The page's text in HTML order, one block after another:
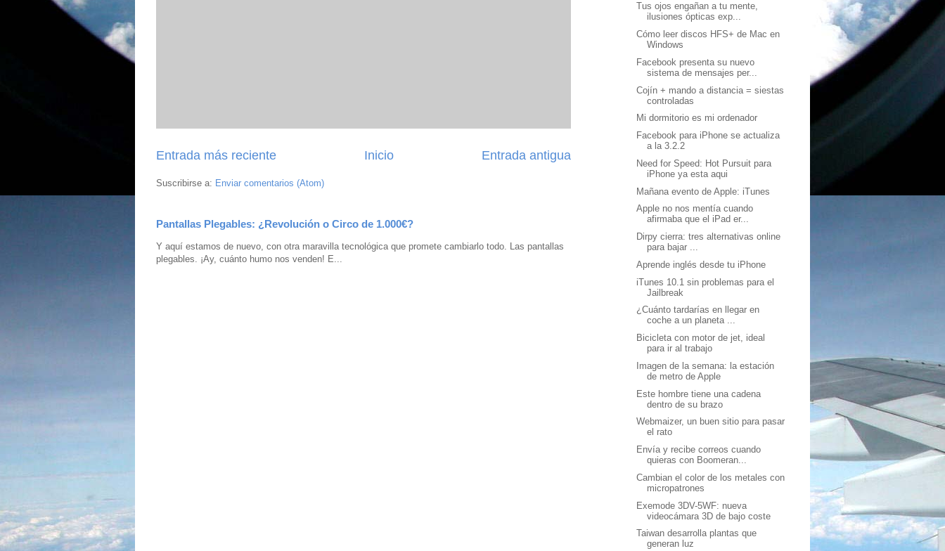
Entrada más reciente Entrada antigua
Inicio
Suscribirse a: Enviar comentarios (Atom)
Pantallas Plegables: ¿Revolución o Circo de 1.000€?
Y aquí estamos de nuevo, con otra maravilla tecnológica que promete cambiarlo todo. Las pantallas
plegables. ¡Ay, cuánto humo nos venden! E...
Tus ojos engañan a tu mente,
ilusiones ópticas exp...
Cómo leer discos HFS+ de Mac en
Windows
Facebook presenta su nuevo
sistema de mensajes per...
Cojín + mando a distancia = siestas
controladas
Mi dormitorio es mi ordenador
Facebook para iPhone se actualiza
a la 3.2.2
Need for Speed: Hot Pursuit para
iPhone ya esta aqui
Mañana evento de Apple: iTunes
Apple no nos mentía cuando
afirmaba que el iPad er...
Dirpy cierra: tres alternativas online
para bajar ...
Aprende inglés desde tu iPhone
iTunes 10.1 sin problemas para el
Jailbreak
¿Cuánto tardarías en llegar en
coche a un planeta ...
Bicicleta con motor de jet, ideal
para ir al trabajo
Imagen de la semana: la estación
de metro de Apple
Este hombre tiene una cadena
dentro de su brazo
Webmaizer, un buen sitio para pasar
el rato
Envía y recibe correos cuando
quieras con Boomeran...
Cambian el color de los metales con
micropatrones
Exemode 3DV-5WF: nueva
videocámara 3D de bajo coste
Taiwan desarrolla plantas que
generan luz